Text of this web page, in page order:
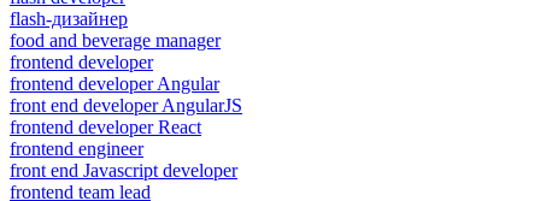
flash-дизайнер
food and beverage manager
frontend developer
frontend developer Angular
front end developer AngularJS
frontend developer React
frontend engineer
front end Javascript developer
frontend team lead